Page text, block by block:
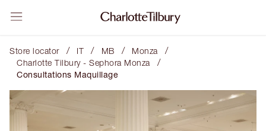
Store locator / IT / MB / Monza /
Charlotte Tilbury - Sephora Monza /
Consultations Maquillage